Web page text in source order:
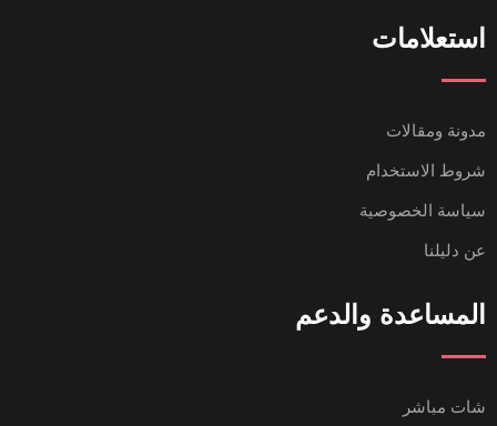
استعلامات
مدونة ومقالات
شروط الاستخدام
سياسة الخصوصية
عن دليلنا
المساعدة والدعم
شات مباشر